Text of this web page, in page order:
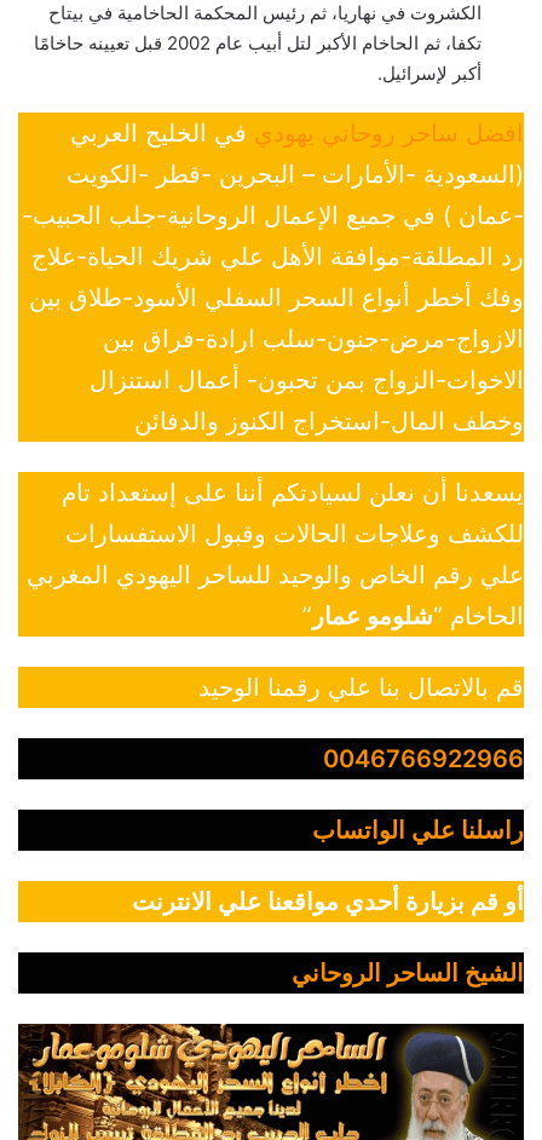
الكشروت في نهاريا، ثم رئيس المحكمة الحاخامية في بيتاح
تكفا، ثم الحاخام الأكبر لتل أبيب عام 2002 قبل تعيينه حاخامًا
أكبر لإسرائيل.
افضل ساحر روحاني يهودي في الخليج العربي
(السعودية -الأمارات – البحرين -قطر -الكويت
-عمان ) في جميع الإعمال الروحانية-جلب الحبيب-
رد المطلقة-موافقة الأهل علي شريك الحياة-علاج
وفك أخطر أنواع السحر السفلي الأسود-طلاق بين
الازواج-مرض-جنون-سلب ارادة-فراق بين
الاخوات-الزواج بمن تحبون- أعمال استنزال
وخطف المال-استخراج الكنوز والدفائن
يسعدنا أن نعلن لسيادتكم أننا على إستعداد تام
للكشف وعلاجات الحالات وقبول الاستفسارات
علي رقم الخاص والوحيد للساحر اليهودي المغربي
الحاخام “شلومو عمار ”
قم بالاتصال بنا علي رقمنا الوحيد
0046766922966
راسلنا علي الواتساب
أو قم بزيارة أحدي مواقعنا علي الانترنت
الشيخ الساحر الروحاني